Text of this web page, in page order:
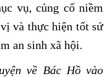
vụ, củng cố niềm
và thực hiện tốt sứ
an sinh xã hội.
về Bác Hồ vào